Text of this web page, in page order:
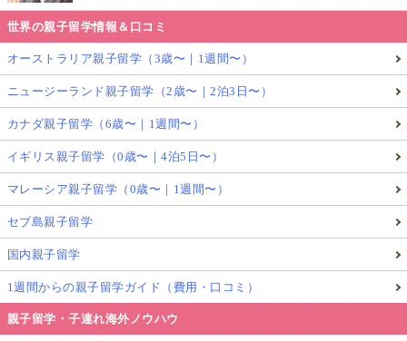
世界の親子留学情報＆口コミ
オーストラリア親子留学（3歳〜｜1週間〜）
ニュージーランド親子留学（2歳〜｜2泊3日〜）
カナダ親子留学（6歳〜｜1週間〜）
イギリス親子留学（0歳〜｜4泊5日〜）
マレーシア親子留学（0歳〜｜1週間〜）
セブ島親子留学
国内親子留学
1週間からの親子留学ガイド（費用・口コミ）
親子留学・子連れ海外ノウハウ